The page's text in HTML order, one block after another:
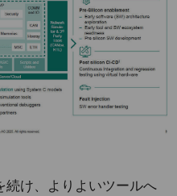
続け、よりよいツールへ